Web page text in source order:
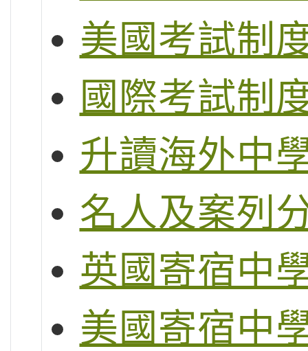
美國考試制
國際考試制
升讀海外中
名人及案列
英國寄宿中
美國寄宿中